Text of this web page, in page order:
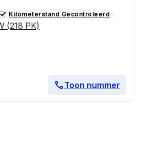
Kilometerstand Gecontroleerd
(218 PK)
Toon nummer